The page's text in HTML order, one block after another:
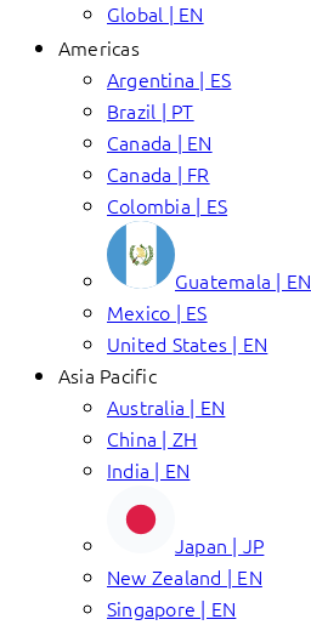
Global | EN
Americas
Argentina | ES
Brazil | PT
Canada | EN
Canada | FR
Colombia | ES
Guatemala | EN
Mexico | ES
United States | EN
Asia Pacific
Australia | EN
China | ZH
India | EN
Japan | JP
New Zealand | EN
Singapore | EN